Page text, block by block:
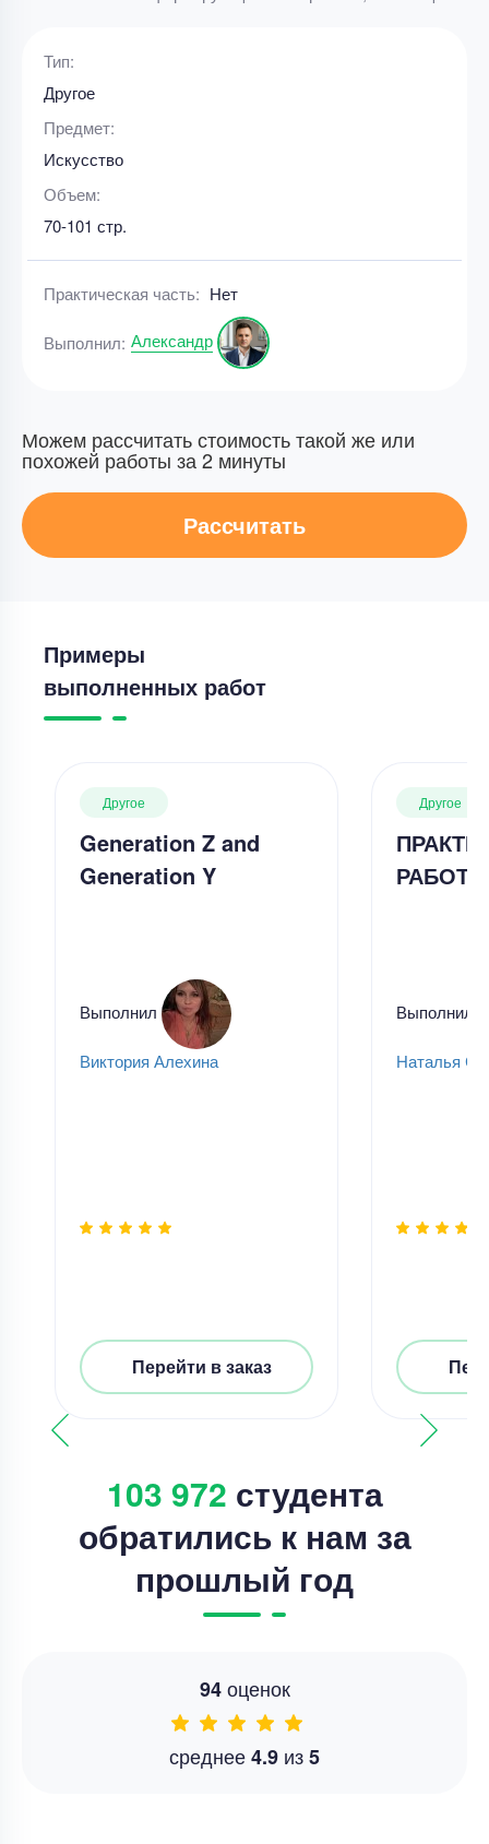
Тип:
Другое
Предмет:
Искусство
Объем:
70-101 стр.
Практическая часть: Нет
Выполнил: Александр
Можем рассчитать стоимость такой же или
похожей работы за 2 минуты
Рассчитать
Примеры
выполненных работ
Другое
Generation Z and
Generation Y
Выполнил
Виктория Алехина
Перейти в заказ
Другое
РАБОТА
Выполнил
Наталья
103 972 студента
обратились к нам за
прошлый год
94оценок
среднее4.9 из5